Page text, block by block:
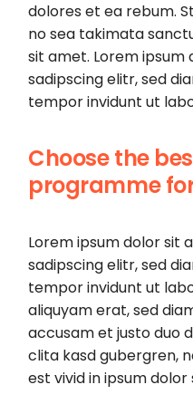
dolores et ea rebum.
no sea takimata
sit amet. Lorem
sadipscing elitr, sed
tempor invidunt ut
Choose the
programme
Lorem ipsum dolor sit
sadipscing elitr, sed
tempor invidunt ut
aliquyam erat, sed
accusam et justo duo
clita kasd gubergren,
est vivid in ipsum dolor